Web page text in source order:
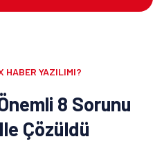
HABER YAZILIMI?
8 Sorunu
Çözüldü